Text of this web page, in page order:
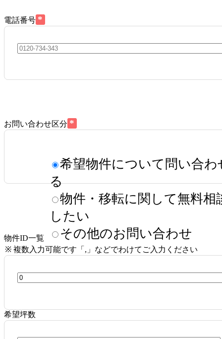
電話番号 *
お問い合わせ区分 *
希望物件について問い合わ
る
物件・移転に関して無料相
したい
その他のお問い合わせ
物件ID一覧
※ 複数入力可能です「,」などでわけてご入力ください
希望坪数